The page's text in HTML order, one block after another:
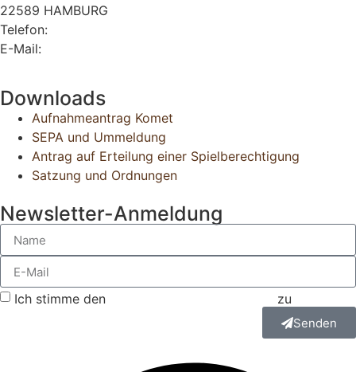
22589 HAMBURG
Telefon:
E-Mail:
Downloads
Aufnahmeantrag Komet
SEPA und Ummeldung
Antrag auf Erteilung einer Spielberechtigung
Satzung und Ordnungen
Newsletter-Anmeldung
Ich stimme den zu
Senden